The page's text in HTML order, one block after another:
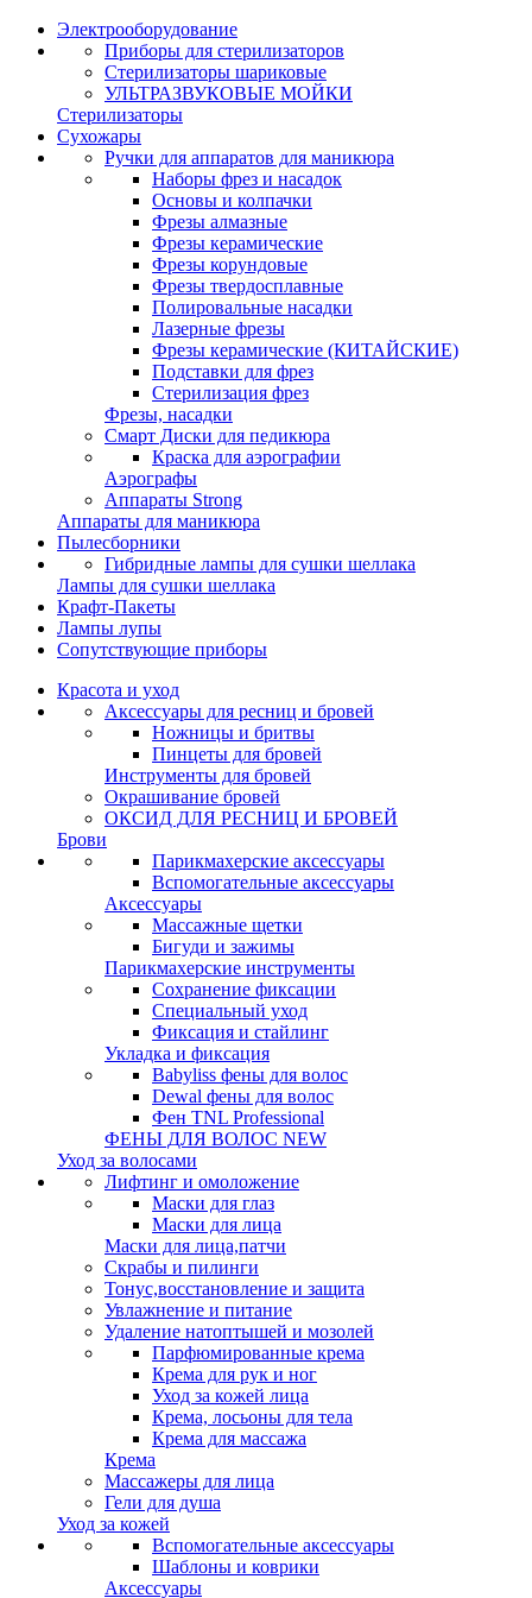
Электрооборудование
Приборы для стерилизаторов
Стерилизаторы шариковые
УЛЬТРАЗВУКОВЫЕ МОЙКИ
Стерилизаторы
Сухожары
Ручки для аппаратов для маникюра
Наборы фрез и насадок
Основы и колпачки
Фрезы алмазные
Фрезы керамические
Фрезы корундовые
Фрезы твердосплавные
Полировальные насадки
Лазерные фрезы
Фрезы керамические (КИТАЙСКИЕ)
Подставки для фрез
Стерилизация фрез
Фрезы, насадки
Смарт Диски для педикюра
Краска для аэрографии
Аэрографы
Аппараты Strong
Аппараты для маникюра
Пылесборники
Гибридные лампы для сушки шеллака
Лампы для сушки шеллака
Крафт-Пакеты
Лампы лупы
Сопутствующие приборы
Красота и уход
Аксессуары для ресниц и бровей
Ножницы и бритвы
Пинцеты для бровей
Инструменты для бровей
Окрашивание бровей
ОКСИД ДЛЯ РЕСНИЦ И БРОВЕЙ
Брови
Парикмахерские аксессуары
Вспомогательные аксессуары
Аксессуары
Массажные щетки
Бигуди и зажимы
Парикмахерские инструменты
Сохранение фиксации
Специальный уход
Фиксация и стайлинг
Укладка и фиксация
Babyliss фены для волос
Dewal фены для волос
Фен TNL Professional
ФЕНЫ ДЛЯ ВОЛОС NEW
Уход за волосами
Лифтинг и омоложение
Маски для глаз
Маски для лица
Маски для лица,патчи
Скрабы и пилинги
Тонус,восстановление и защита
Увлажнение и питание
Удаление натоптышей и мозолей
Парфюмированные крема
Крема для рук и ног
Уход за кожей лица
Крема, лосьоны для тела
Крема для массажа
Крема
Массажеры для лица
Гели для душа
Уход за кожей
Вспомогательные аксессуары
Шаблоны и коврики
Аксессуары